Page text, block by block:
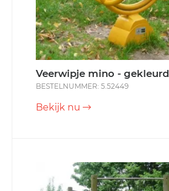
Veerwipje mino - gekleurd
BESTELNUMMER: 5.52449
Bekijk nu